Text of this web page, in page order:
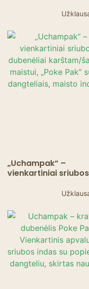
maisto vakarėlių
skirti dubenėliai su PP
dangteliais, maisto
indeliai
„Uchampak“ –
vienkartiniai sriubos
šaltam maistui,
maisto indeliai